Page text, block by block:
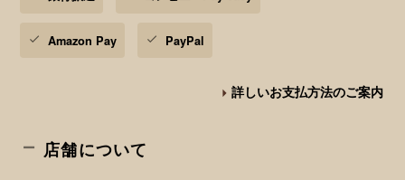
Amazon Pay PayPal
詳しいお支払方法のご案内
店舗について